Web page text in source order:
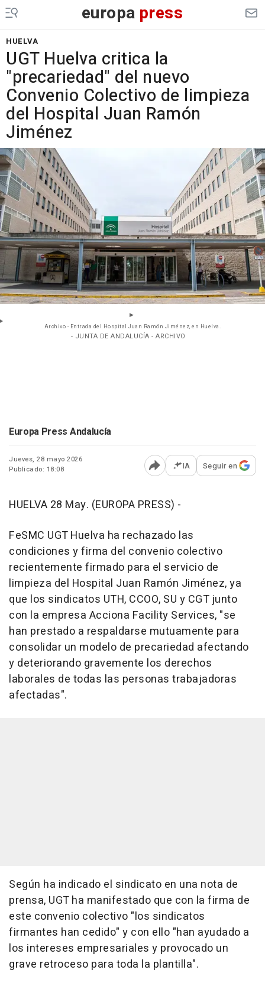
europa press
HUELVA
UGT Huelva critica la
"precariedad" del nuevo
Convenio Colectivo de limpieza
del Hospital Juan Ramón
Jiménez
Archivo - Entrada del Hospital Juan Ramón Jiménez, en Huelva.
- JUNTA DE ANDALUCÍA - ARCHIVO
Europa Press Andalucía
Jueves, 28 mayo 2026
Publicado: 18:08
Abrir opciones para
IA Seguir en
HUELVA 28 May. (EUROPA PRESS) -
FeSMC UGT Huelva ha rechazado las
condiciones y firma del convenio colectivo
recientemente firmado para el servicio de
limpieza del Hospital Juan Ramón Jiménez, ya
que los sindicatos UTH, CCOO, SU y CGT junto
con la empresa Acciona Facility Services, "se
han prestado a respaldarse mutuamente para
consolidar un modelo de precariedad afectando
y deteriorando gravemente los derechos
laborales de todas las personas trabajadoras
afectadas".
Según ha indicado el sindicato en una nota de
prensa, UGT ha manifestado que con la firma de
este convenio colectivo "los sindicatos
firmantes han cedido" y con ello "han ayudado a
los intereses empresariales y provocado un
grave retroceso para toda la plantilla".